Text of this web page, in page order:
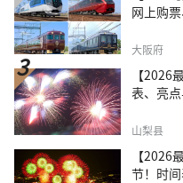
网上购
大阪府
【2026
表、亮
山梨县
【2026
节！时